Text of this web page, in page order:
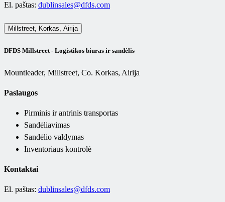
El. paštas: dublinsales@dfds.com
Millstreet, Korkas, Airija
DFDS Millstreet - Logistikos biuras ir sandėlis
Mountleader, Millstreet, Co. Korkas, Airija
Paslaugos
Pirminis ir antrinis transportas
Sandėliavimas
Sandėlio valdymas
Inventoriaus kontrolė
Kontaktai
El. paštas: dublinsales@dfds.com